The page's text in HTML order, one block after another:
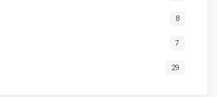
8
7
29